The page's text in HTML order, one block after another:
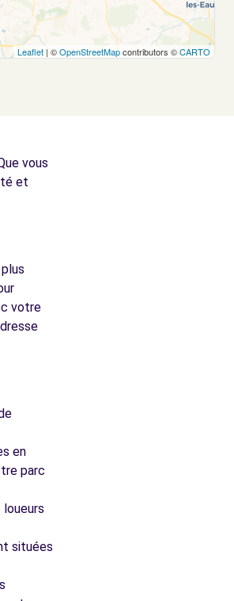
Leaflet | ©OpenStreetMapcontributors ©CARTO
vous
et
votre
en
parc
situées